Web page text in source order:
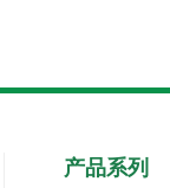
产品系列